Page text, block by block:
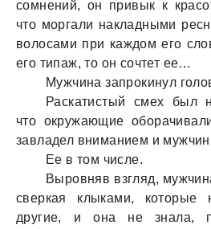
сомнений, он привык к
что моргали накладными
волосами при каждом его
его типаж, то он сочтет ее…
Мужчина запрокинул
Раскатистый смех был
что окружающие
завладел вниманием и
Ее в том числе.
Выровняв взгляд,
сверкая клыками, которые
другие, и она не знала,